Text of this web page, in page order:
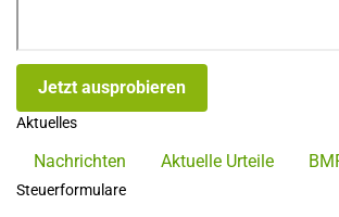
Jetzt ausprobieren
Aktuelles
Nachrichten Aktuelle Urteile
Steuerformulare